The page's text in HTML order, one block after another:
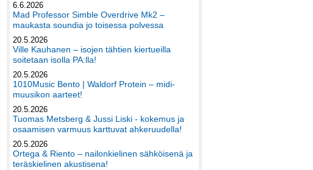
6.6.2026
Mad Professor Simble Overdrive Mk2 –
maukasta soundia jo toisessa polvessa
20.5.2026
Ville Kauhanen – isojen tähtien kiertueilla
soitetaan isolla PA:lla!
20.5.2026
1010Music Bento | Waldorf Protein – midi-
muusikon aarteet!
20.5.2026
Tuomas Metsberg & Jussi Liski - kokemus ja
osaamisen varmuus karttuvat ahkeruudella!
20.5.2026
Ortega & Riento – nailonkielinen sähköisenä ja
teräskielinen akustisena!